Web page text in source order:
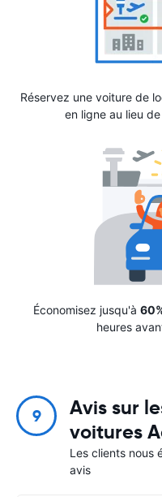
Réservez une voiture de
en ligne au lieu
Économisez jusqu'à
heures
9
Avis sur
voitures
Les clients nous
avis